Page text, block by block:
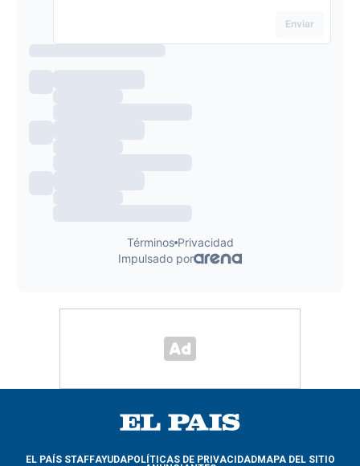
EL PAÍS STAFFAYUDAPOLÍTICAS DE PRIVACIDADMAPA DEL SITIO